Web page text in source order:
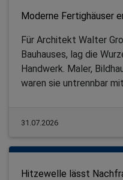
Moderne Fertighäuser
Für Architekt Walter
Bauhauses, lag die
Handwerk. Maler,
waren sie untrennbar mit
31.07.2026
Hitzewelle lässt